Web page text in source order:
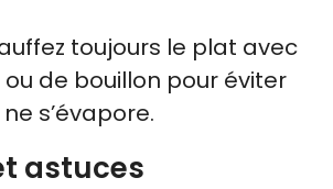
toujours le plat avec
ou de bouillon pour éviter
s’évapore.
astuces